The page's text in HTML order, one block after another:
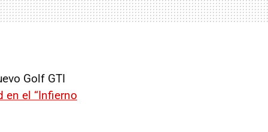
Golf GTI
en el “Infierno